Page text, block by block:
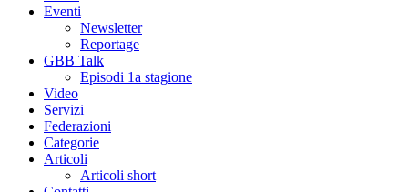
Eventi
Newsletter
Reportage
GBB Talk
Episodi 1a stagione
Video
Servizi
Federazioni
Categorie
Articoli
Articoli short